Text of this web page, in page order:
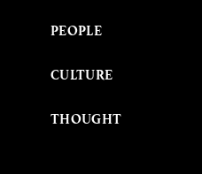
PEOPLE
CULTURE
THOUGHT